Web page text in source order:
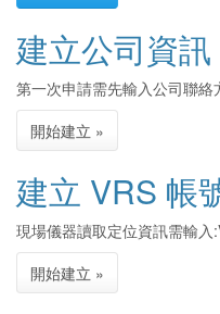
建立公司資訊
第一次申請需先輸入公司聯
開始建立 »
建立 VRS 帳
現場儀器讀取定位資訊需輸入
開始建立 »